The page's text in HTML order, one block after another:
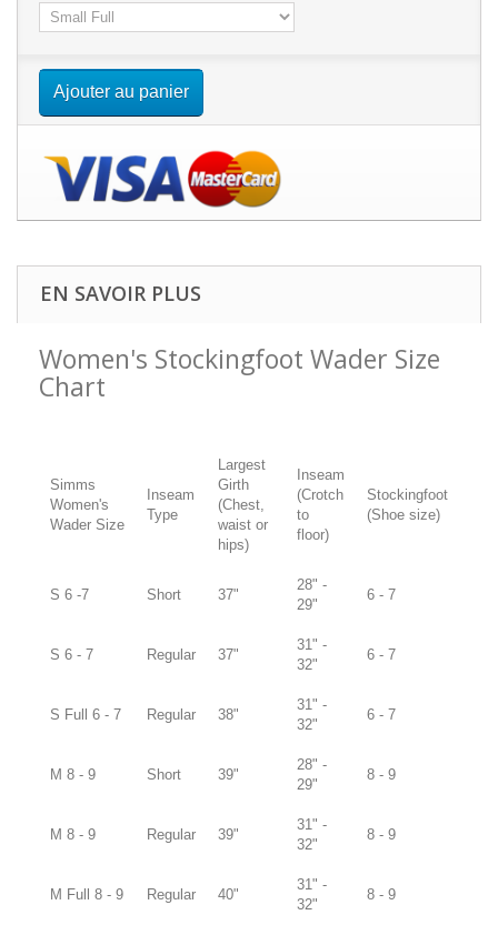
Ajouter au panier
EN SAVOIR PLUS
Women's Stockingfoot Wader Size
Chart
Simms
Women's
Wader Size
Inseam
Type
Largest
Girth
(Chest,
waist or
hips)
Inseam
(Crotch
to
floor)
Stockingfoot
(Shoe size)
S 6 -7 Short 37"
28" -
29"
6 - 7
S 6 - 7 Regular 37"
31" -
32"
6 - 7
S Full 6 - 7 Regular 38"
31" -
32"
6 - 7
M 8 - 9 Short 39"
28" -
29"
8 - 9
M 8 - 9 Regular 39"
31" -
32"
8 - 9
M Full 8 - 9 Regular 40"
31" -
32"
8 - 9